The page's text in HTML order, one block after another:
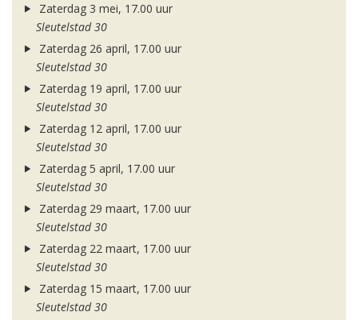
Zaterdag 3 mei, 17.00 uur
Sleutelstad 30
Zaterdag 26 april, 17.00 uur
Sleutelstad 30
Zaterdag 19 april, 17.00 uur
Sleutelstad 30
Zaterdag 12 april, 17.00 uur
Sleutelstad 30
Zaterdag 5 april, 17.00 uur
Sleutelstad 30
Zaterdag 29 maart, 17.00 uur
Sleutelstad 30
Zaterdag 22 maart, 17.00 uur
Sleutelstad 30
Zaterdag 15 maart, 17.00 uur
Sleutelstad 30